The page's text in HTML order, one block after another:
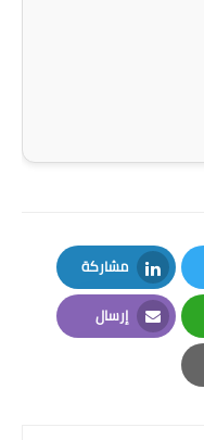
مشاركة
LinkedIn
إرسال
Email